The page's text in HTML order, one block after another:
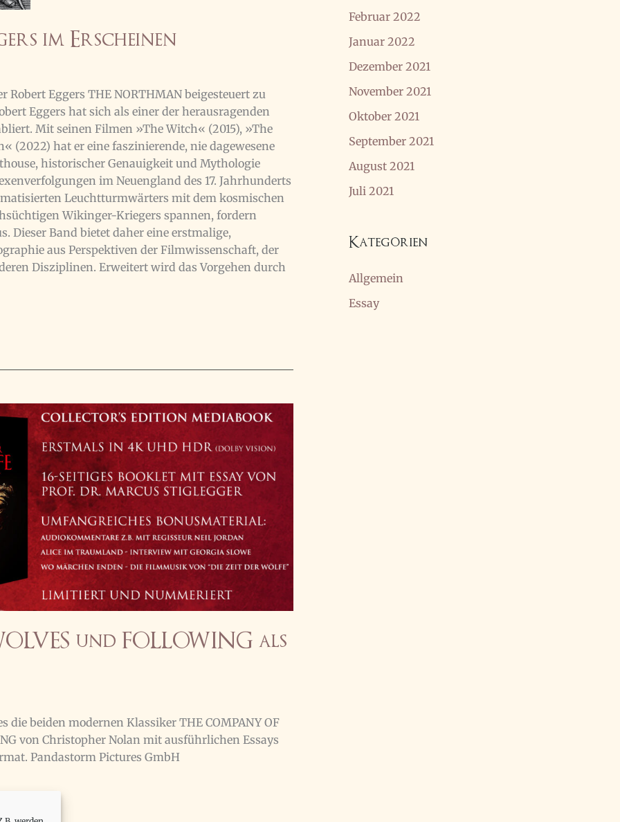
im Erscheinen
Eggers THE NORTHMAN beigesteuert zu
Eggers hat sich als einer der herausragenden
Mit seinen Filmen »The Witch« (2015), »The
(2022) hat er eine faszinierende, nie dagewesene
historischer Genauigkeit und Mythologie
im Neuengland des 17. Jahrhunderts
Leuchtturmwärters mit dem kosmischen
Wikinger-Kriegers spannen, fordern
Dieser Band bietet daher eine erstmalige,
aus Perspektiven der Filmwissenschaft, der
Disziplinen. Erweitert wird das Vorgehen durch
und FOLLOWING als
beiden modernen Klassiker THE COMPANY OF
von Christopher Nolan mit ausführlichen Essays
Pandastorm Pictures GmbH
Februar 2022
Januar 2022
Dezember 2021
November 2021
Oktober 2021
September 2021
August 2021
Juli 2021
Kategorien
Allgemein
Essay